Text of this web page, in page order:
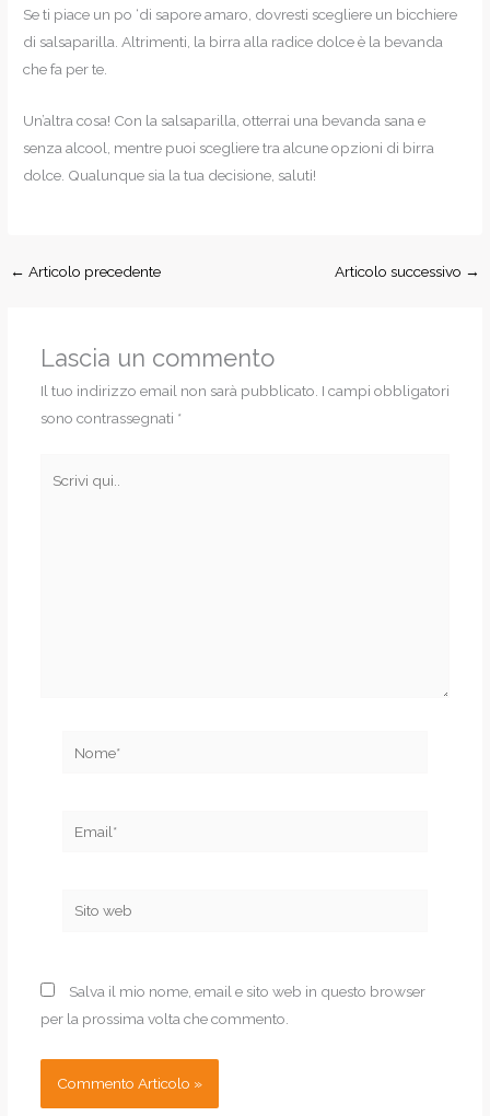
Se ti piace un po ‘di sapore amaro, dovresti scegliere un bicchiere
di salsaparilla. Altrimenti, la birra alla radice dolce è la bevanda
che fa per te.
Un’altra cosa! Con la salsaparilla, otterrai una bevanda sana e
senza alcool, mentre puoi scegliere tra alcune opzioni di birra
dolce. Qualunque sia la tua decisione, saluti!
← Articolo precedente Articolo successivo →
Lascia un commento
Il tuo indirizzo email non sarà pubblicato. I campi obbligatori
sono contrassegnati *
Sito
Salva il mio nome, email e sito web in questo browser
per la prossima volta che commento.